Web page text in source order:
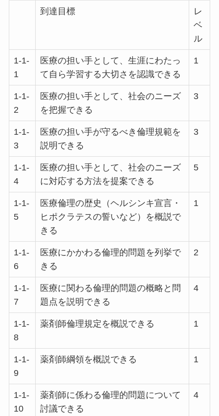
到達目標
レ
ベ
ル
1-1-
1
医療の担い手として、生涯にわたっ
て自ら学習する大切さを認識できる
1
1-1-
2
医療の担い手として、社会のニーズ
を把握できる
3
1-1-
3
医療の担い手が守るべき倫理規範を
説明できる
3
1-1-
4
医療の担い手として、社会のニーズ
に対応する方法を提案できる
5
1-1-
5
医療倫理の歴史（ヘルシンキ宣言・
ヒポクラテスの誓いなど）を概説で
きる
1
1-1-
6
医療にかかわる倫理的問題を列挙で
きる
2
1-1-
7
医療に関わる倫理的問題の概略と問
題点を説明できる
4
1-1-
8
薬剤師倫理規定を概説できる 1
1-1-
9
薬剤師綱領を概説できる 1
1-1-
10
薬剤師に係わる倫理的問題について
討議できる
4